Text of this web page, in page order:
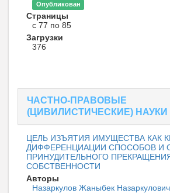
Опубликован
Страницы
с 77 по 85
Загрузки
376
ЧАСТНО-ПРАВОВЫЕ
(ЦИВИЛИСТИЧЕСКИЕ) НАУКИ
ЦЕЛЬ ИЗЪЯТИЯ ИМУЩЕСТВА КАК
ДИФФЕРЕНЦИАЦИИ СПОСОБОВ И
ПРИНУДИТЕЛЬНОГО
СОБСТВЕННОСТИ
Авторы
Назаркулов Жаныбек Назаркулович